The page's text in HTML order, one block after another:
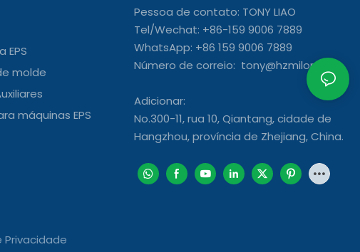
EPS
molde
máquinas EPS
Pessoa de contato: TONY LIAO
Tel/Wechat: +86-159 9006 7889
WhatsApp: +86 159 9006 7889
Número de correio: tony@hzmilon.com
Adicionar:
No.300-11, rua 10, Qiantang, cidade de
Hangzhou, província de Zhejiang, China.
Privacidade